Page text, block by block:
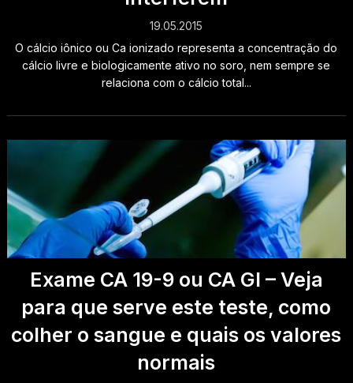
19.05.2015
O cálcio iônico ou Ca ionizado representa a concentração do
cálcio livre e biologicamente ativo no soro, nem sempre se
relaciona com o cálcio total...
Exame CA 19-9 ou CA GI – Veja
para que serve este teste, como
colher o sangue e quais os valores
normais